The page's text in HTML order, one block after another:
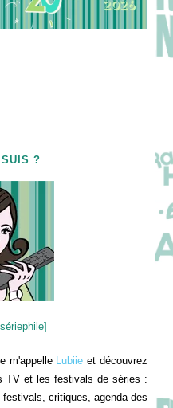
?
m'appelle Lubiie et découvrez
TV et les festivals de séries :
critiques, agenda des